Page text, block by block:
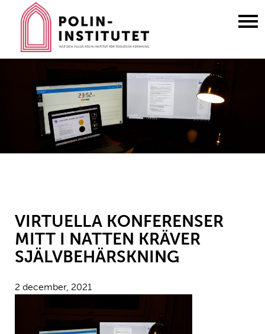
VIRTUELLA KONFERENSER
MITT I NATTEN KRÄVER
SJÄLVBEHÄRSKNING
2 december, 2021